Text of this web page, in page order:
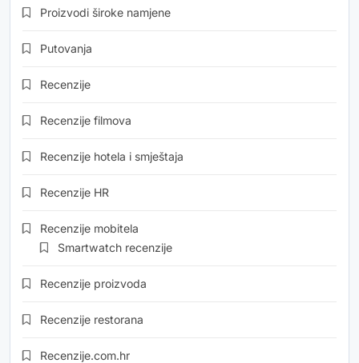
Proizvodi široke namjene
Putovanja
Recenzije
Recenzije filmova
Recenzije hotela i smještaja
Recenzije HR
Recenzije mobitela
Smartwatch recenzije
Recenzije proizvoda
Recenzije restorana
Recenzije.com.hr